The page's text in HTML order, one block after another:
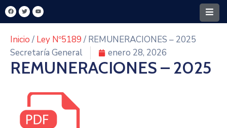
Home
Santa
FONACIDE
Inicio/ Ley Nº5189/ REMUNERACIONES – 2025
Secretaría General
enero 28, 2026
REMUNERACIONES – 2025